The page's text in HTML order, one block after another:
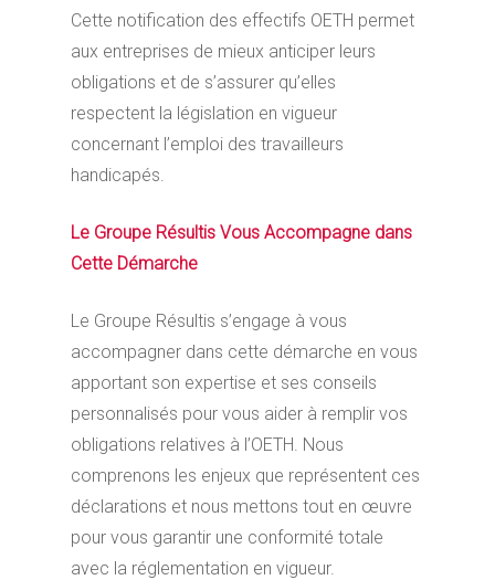
Cette notification des effectifs OETH permet
aux entreprises de mieux anticiper leurs
obligations et de s’assurer qu’elles
respectent la législation en vigueur
concernant l’emploi des travailleurs
handicapés.
Le Groupe Résultis Vous Accompagne dans
Cette Démarche
Le Groupe Résultis s’engage à vous
accompagner dans cette démarche en vous
apportant son expertise et ses conseils
personnalisés pour vous aider à remplir vos
obligations relatives à l’OETH. Nous
comprenons les enjeux que représentent ces
déclarations et nous mettons tout en œuvre
pour vous garantir une conformité totale
avec la réglementation en vigueur.